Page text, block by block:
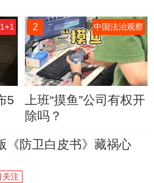
5
2 中国法治观察
上班“摸鱼”公司有权开
除吗？
《防卫白皮书》藏祸心
关注